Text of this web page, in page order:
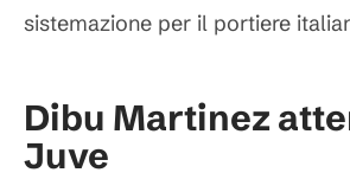
sistemazione per il portiere
Dibu Martinez
Juve